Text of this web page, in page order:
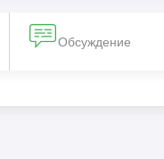
Обсуждение